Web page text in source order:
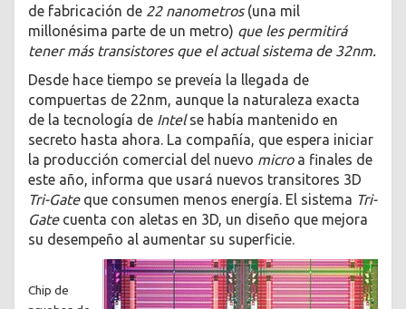
de fabricación de 22 nanometros(una mil
millonésima parte de un metro) que les permitirá
tener más transistores que el actual sistema de 32nm.
Desde hace tiempo se preveía la llegada de
compuertas de 22nm, aunque la naturaleza exacta
de la tecnología de Intelse había mantenido en
secreto hasta ahora. La compañía, que espera iniciar
la producción comercial del nuevo microa finales de
este año, informa que usará nuevos transitores 3D
Tri-Gate que consumen menos energía. El sistema Tri-
Gatecuenta con aletas en 3D, un diseño que mejora
su desempeño al aumentar su superficie.
Chip de